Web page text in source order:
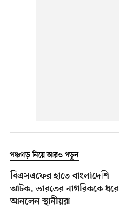
পঞ্চগড় নিয়ে আরও পড়ুন
বিএসএফের হাতে বাংলাদেশি
আটক, ভারতের নাগরিককে ধরে
আনলেন স্থানীয়রা